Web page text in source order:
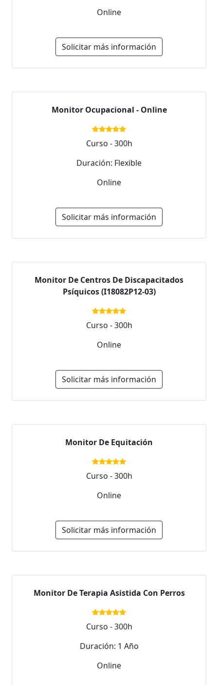
Online
Solicitar más información
Monitor Ocupacional - Online
Curso - 300h
Duración: Flexible
Online
Solicitar más información
Monitor De Centros De Discapacitados
Psíquicos (I18082P12-03)
Curso - 300h
Online
Solicitar más información
Monitor De Equitación
Curso - 300h
Online
Solicitar más información
Monitor De Terapia Asistida Con Perros
Curso - 300h
Duración: 1 Año
Online